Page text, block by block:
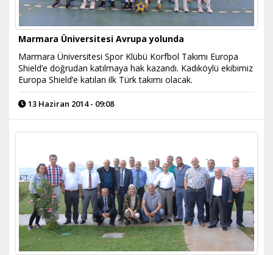
Marmara Üniversitesi Avrupa yolunda
Marmara Üniversitesi Spor Klübü Korfbol Takımı Europa
Shield’e doğrudan katılmaya hak kazandı. Kadıköylü ekibimiz
Europa Shield’e katılan ilk Türk takımı olacak.
13 Haziran 2014 - 09:08